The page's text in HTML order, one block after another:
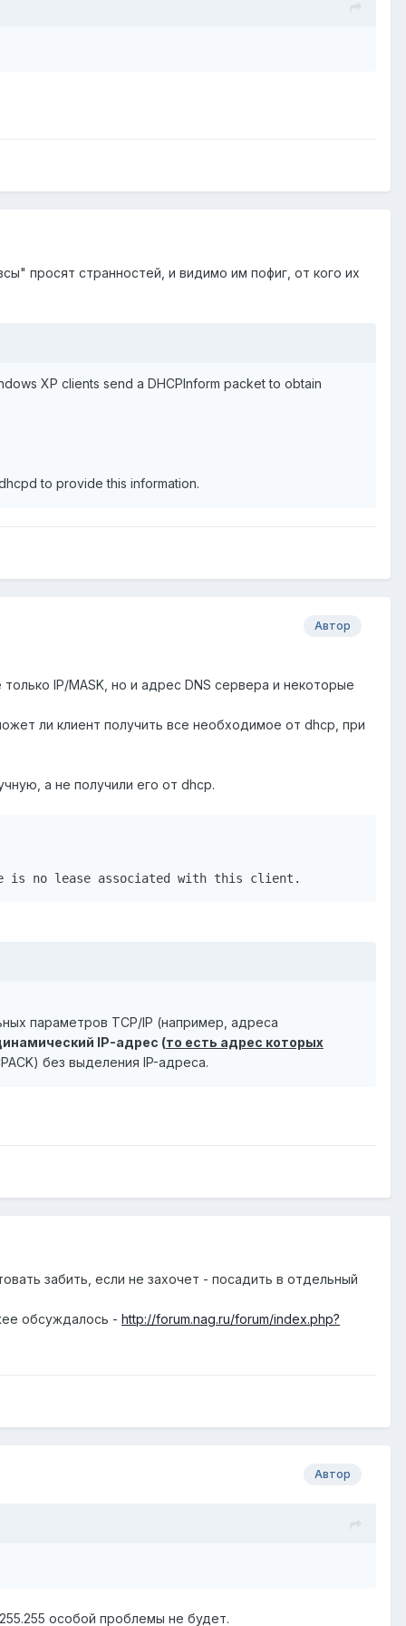
просят странностей, и видимо им пофиг, от кого их
XP clients send a DHCPInform packet to obtain
to provide this information.
Автор
IP/MASK, но и адрес DNS сервера и некоторые
ли клиент получить все необходимое от dhcp, при
а не получили его от dhcp.
is no lease associated with this client.
параметров TCP/IP (например, адреса
IP-адрес (то есть адрес которых
без выделения IP-адреса.
забить, если не захочет - посадить в отдельный
обсуждалось - http://forum.nag.ru/forum/index.php?
Автор
особой проблемы не будет.